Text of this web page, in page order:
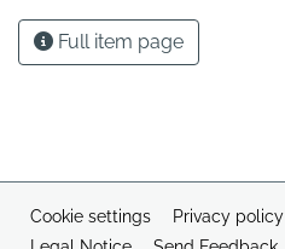
Full item page
Cookie settings Privacy policy